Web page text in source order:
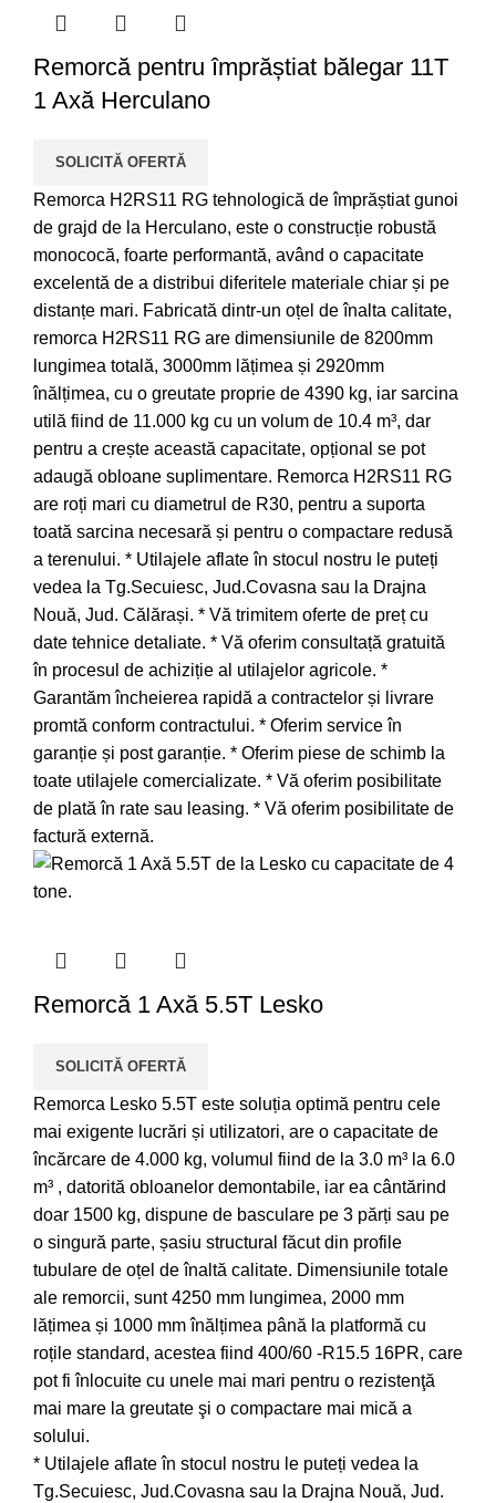
Remorcă pentru împrăștiat bălegar 11T
1 Axă Herculano
SOLICITĂ OFERTĂ
Remorca H2RS11 RG tehnologică de împrăștiat gunoi
de grajd de la Herculano, este o construcție robustă
monococă, foarte performantă, având o capacitate
excelentă de a distribui diferitele materiale chiar și pe
distanțe mari. Fabricată dintr-un oțel de înalta calitate,
remorca H2RS11 RG are dimensiunile de 8200mm
lungimea totală, 3000mm lățimea și 2920mm
înălțimea, cu o greutate proprie de 4390 kg, iar sarcina
utilă fiind de 11.000 kg cu un volum de 10.4 m³, dar
pentru a crește această capacitate, opțional se pot
adaugă obloane suplimentare. Remorca H2RS11 RG
are roți mari cu diametrul de R30, pentru a suporta
toată sarcina necesară și pentru o compactare redusă
a terenului. * Utilajele aflate în stocul nostru le puteți
vedea la Tg.Secuiesc, Jud.Covasna sau la Drajna
Nouă, Jud. Călărași. * Vă trimitem oferte de preț cu
date tehnice detaliate. * Vă oferim consultață gratuită
în procesul de achiziție al utilajelor agricole. *
Garantăm încheierea rapidă a contractelor și livrare
promtă conform contractului. * Oferim service în
garanție și post garanție. * Oferim piese de schimb la
toate utilajele comercializate. * Vă oferim posibilitate
de plată în rate sau leasing. * Vă oferim posibilitate de
factură externă.
Remorcă 1 Axă 5.5T Lesko
SOLICITĂ OFERTĂ
Remorca Lesko 5.5T este soluția optimă pentru cele
mai exigente lucrări și utilizatori, are o capacitate de
încărcare de 4.000 kg, volumul fiind de la 3.0 m³ la 6.0
m³ , datorită obloanelor demontabile, iar ea cântărind
doar 1500 kg, dispune de basculare pe 3 părți sau pe
o singură parte, șasiu structural făcut din profile
tubulare de oțel de înaltă calitate. Dimensiunile totale
ale remorcii, sunt 4250 mm lungimea, 2000 mm
lățimea și 1000 mm înălțimea până la platformă cu
roțile standard, acestea fiind 400/60 -R15.5 16PR, care
pot fi înlocuite cu unele mai mari pentru o rezistenţă
mai mare la greutate şi o compactare mai mică a
solului.
* Utilajele aflate în stocul nostru le puteți vedea la
Tg.Secuiesc, Jud.Covasna sau la Drajna Nouă, Jud.